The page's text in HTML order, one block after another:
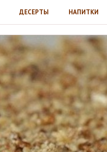
ДЕСЕРТЫ НАПИТКИ